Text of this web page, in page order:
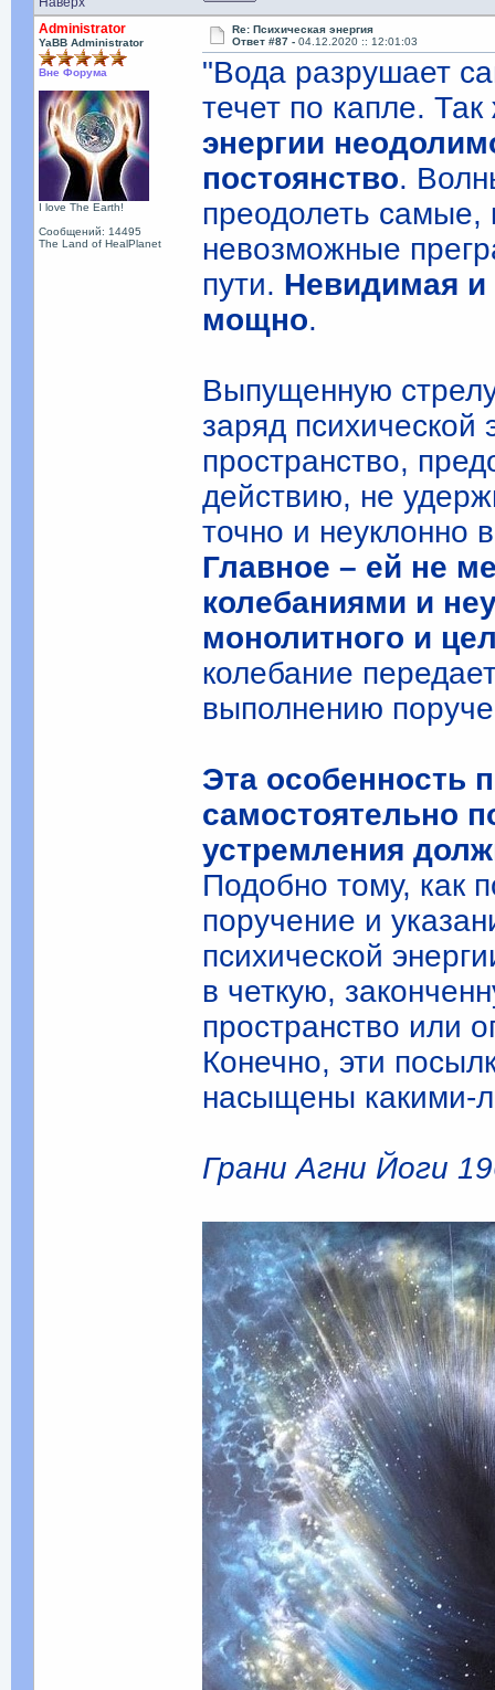
Administrator
YaBB Administrator
Вне Форума
I love The Earth!
Сообщений: 14495
The Land of HealPlanet
Re: Психическая энергия
Ответ #87 -04.12.2020 :: 12:01:03
"Вода разрушает
течет по капле.
энергии
постоянство.
преодолеть самые,
невозможные
пути. Невидимая и
мощно.
Выпущенную
заряд
пространство,
действию, не
точно и неуклонно
Главное – ей не
колебаниями и
монолитного и
колебание
выполнению
Эта особенность
самостоятельно
устремления
Подобно тому, как
поручение и
психической
в четкую,
пространство или
Конечно, эти
насыщены какими-
Грани Агни Йоги